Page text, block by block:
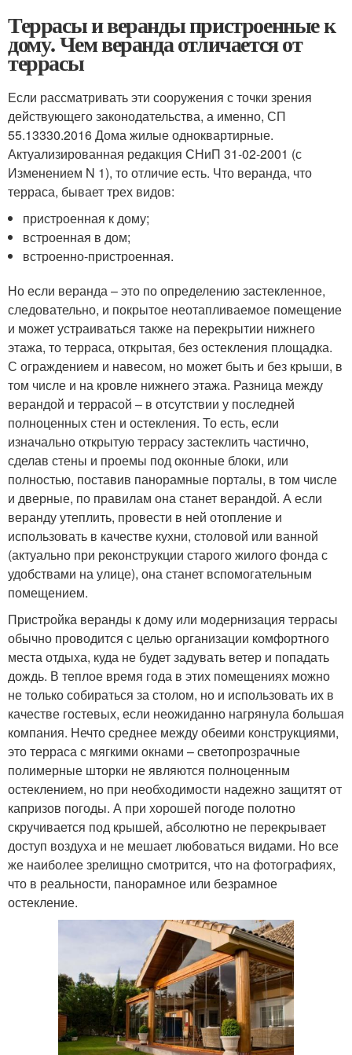
Террасы и веранды пристроенные к
дому. Чем веранда отличается от
террасы
Если рассматривать эти сооружения с точки зрения
действующего законодательства, а именно, СП
55.13330.2016 Дома жилые одноквартирные.
Актуализированная редакция СНиП 31-02-2001 (с
Изменением N 1), то отличие есть. Что веранда, что
терраса, бывает трех видов:
пристроенная к дому;
встроенная в дом;
встроенно-пристроенная.
Но если веранда – это по определению застекленное,
следовательно, и покрытое неотапливаемое помещение
и может устраиваться также на перекрытии нижнего
этажа, то терраса, открытая, без остекления площадка.
С ограждением и навесом, но может быть и без крыши, в
том числе и на кровле нижнего этажа. Разница между
верандой и террасой – в отсутствии у последней
полноценных стен и остекления. То есть, если
изначально открытую террасу застеклить частично,
сделав стены и проемы под оконные блоки, или
полностью, поставив панорамные порталы, в том числе
и дверные, по правилам она станет верандой. А если
веранду утеплить, провести в ней отопление и
использовать в качестве кухни, столовой или ванной
(актуально при реконструкции старого жилого фонда с
удобствами на улице), она станет вспомогательным
помещением.
Пристройка веранды к дому или модернизация террасы
обычно проводится с целью организации комфортного
места отдыха, куда не будет задувать ветер и попадать
дождь. В теплое время года в этих помещениях можно
не только собираться за столом, но и использовать их в
качестве гостевых, если неожиданно нагрянула большая
компания. Нечто среднее между обеими конструкциями,
это терраса с мягкими окнами – светопрозрачные
полимерные шторки не являются полноценным
остеклением, но при необходимости надежно защитят от
капризов погоды. А при хорошей погоде полотно
скручивается под крышей, абсолютно не перекрывает
доступ воздуха и не мешает любоваться видами. Но все
же наиболее зрелищно смотрится, что на фотографиях,
что в реальности, панорамное или безрамное
остекление.